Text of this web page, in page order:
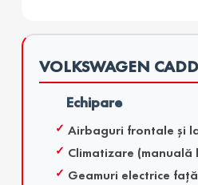
VOLKSWAGEN
Echipare
Airbaguri frontale și
Climatizare (manuală
Geamuri electrice față